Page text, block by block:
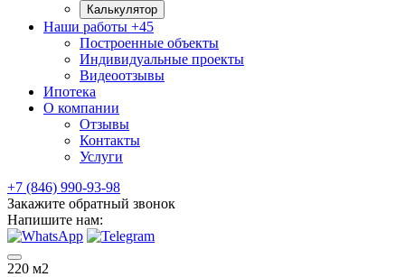
Калькулятор
Наши работы +45
Построенные объекты
Индивидуальные проекты
Видеоотзывы
Ипотека
О компании
Отзывы
Контакты
Услуги
+7 (846) 990-93-98
Закажите обратный звонок
Напишите нам:
220 м2